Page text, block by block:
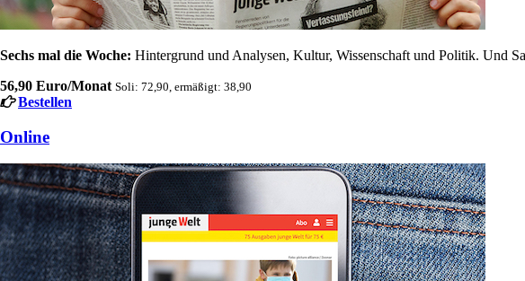
Sechs mal die Woche: Hintergrund und Analysen, Kultur, Wissenschaft und Politik. Und
56,90 Euro/Monat Soli: 72,90, ermäßigt: 38,90
Bestellen
Online